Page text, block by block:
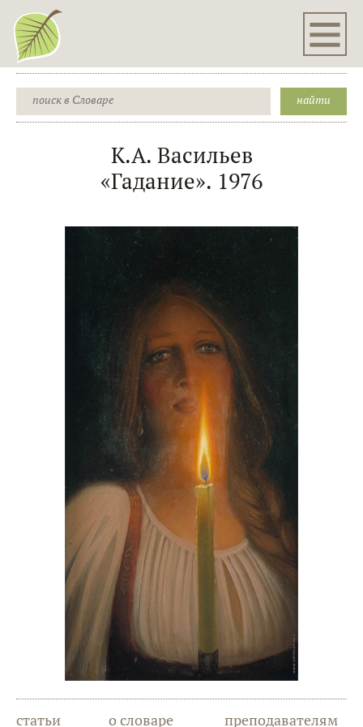
К.А. Васильев
«Гадание». 1976
статьи о словаре преподавателям